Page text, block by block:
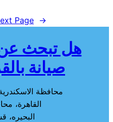
Page →
هل تبحث
صيانة
محافظة
القاهرة،
البحيره،